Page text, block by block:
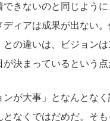
きないのと同じよう
ィアは成果が出ない。
との違いは、ビジョン
決まっているという点
ンが大事」となんとな
となくではだめだ。そも